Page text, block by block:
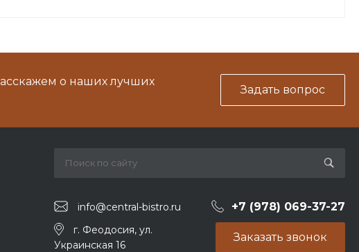
о наших лучших
Задать вопрос
info@central-bistro.ru +7 (978) 069-37-27
г. Феодосия, ул.
Украинская 16
Заказать звонок